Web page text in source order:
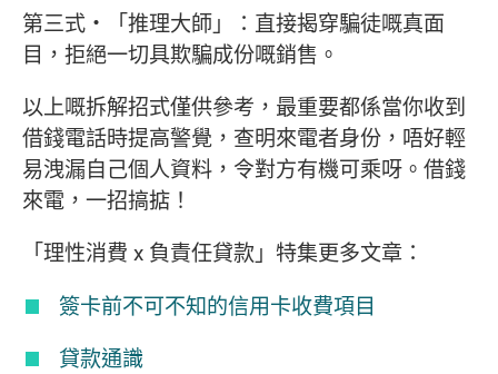
第三式・「推理大師」：直接揭穿騙徒嘅真面
目，拒絕一切具欺騙成份嘅銷售。
以上嘅拆解招式僅供參考，最重要都係當你收到
借錢電話時提高警覺，查明來電者身份，唔好輕
易洩漏自己個人資料，令對方有機可乘呀。借錢
來電，一招搞掂！
「理性消費 x 負責任貸款」特集更多文章：
簽卡前不可不知的信用卡收費項目
貸款通識